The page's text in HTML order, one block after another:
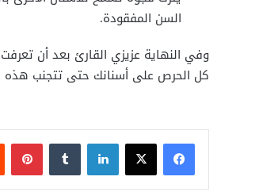
السن المفقودة.
وفي النهاية عزيزي القارئ بعد أن
كل الحرص على أسنانك حتى تتجنب هذه
فيسبوكX لينكدإن